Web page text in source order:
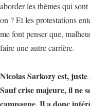
aborder les thèmes qui
on ? Et les protestations
me font penser que,
faire une autre carrière.
Nicolas Sarkozy est,
Sauf crise majeure, il ne
campagne. Il a donc